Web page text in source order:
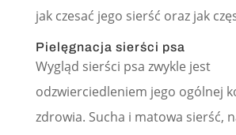
jak czesać jego sierść oraz jak
Pielęgnacja sierści psa
Wygląd sierści psa zwykle jest
odzwierciedleniem jego ogólnej
zdrowia. Sucha i matowa sierść,